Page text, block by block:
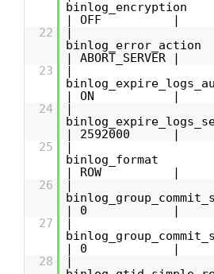
| OFF |
22
| ABORT_SERVER |
23
| ON |
24
| 2592000 |
25
| ROW |
26
| 0 |
27
| 0 |
28